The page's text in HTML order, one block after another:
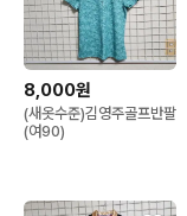
8,000원
(새옷수준)김영주골프반팔
(여90)